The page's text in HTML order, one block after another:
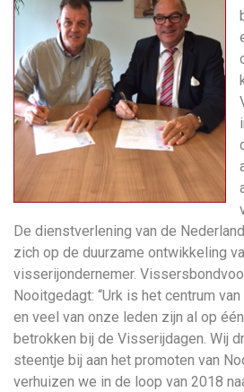
De dienstverlening van de
zich op de duurzame ontwikkeling
visserijondernemer.
Nooitgedagt: “Urk is het centrum
en veel van onze leden zijn al op
betrokken bij de Visserijdagen. Wij
steentje bij aan het promoten van
verhuizen we in de loop van 2018